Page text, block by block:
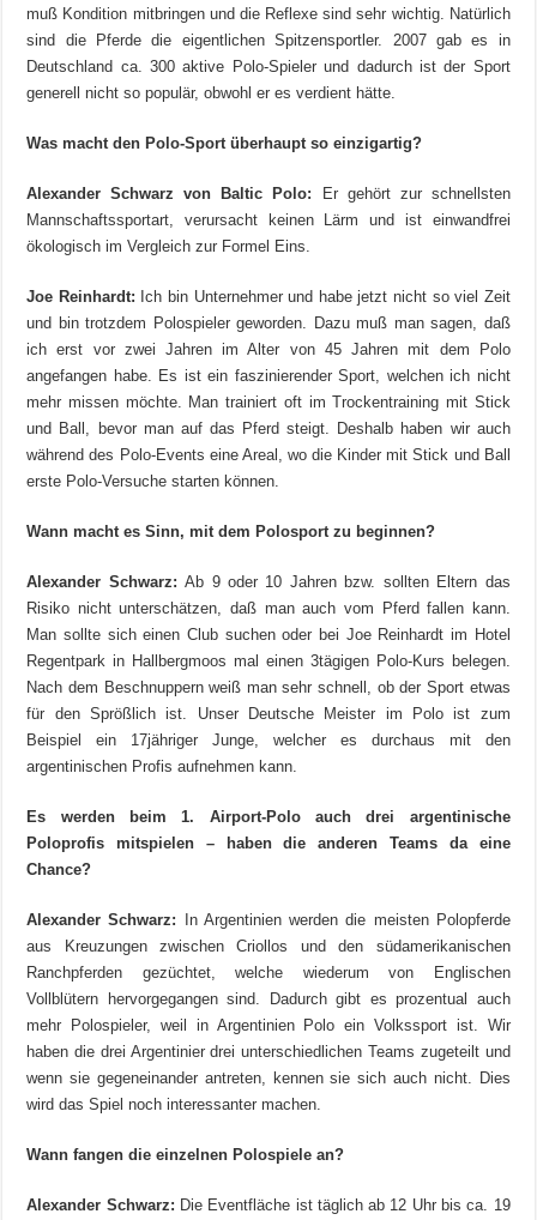
muß Kondition mitbringen und die Reflexe sind sehr wichtig. Natürlich
sind die Pferde die eigentlichen Spitzensportler. 2007 gab es in
Deutschland ca. 300 aktive Polo-Spieler und dadurch ist der Sport
generell nicht so populär, obwohl er es verdient hätte.
Was macht den Polo-Sport überhaupt so einzigartig?
Alexander Schwarz von Baltic Polo:
Er gehört zur schnellsten
Mannschaftssportart, verursacht keinen Lärm und ist einwandfrei
ökologisch im Vergleich zur Formel Eins.
Joe Reinhardt: Ich bin Unternehmer und habe jetzt nicht so viel Zeit
und bin trotzdem Polospieler geworden. Dazu muß man sagen, daß
ich erst vor zwei Jahren im Alter von 45 Jahren mit dem Polo
angefangen habe. Es ist ein faszinierender Sport, welchen ich nicht
mehr missen möchte. Man trainiert oft im Trockentraining mit Stick
und Ball, bevor man auf das Pferd steigt. Deshalb haben wir auch
während des Polo-Events eine Areal, wo die Kinder mit Stick und Ball
erste Polo-Versuche starten können.
Wann macht es Sinn, mit dem Polosport zu beginnen?
Alexander Schwarz:Ab 9 oder 10 Jahren bzw. sollten Eltern das
Risiko nicht unterschätzen, daß man auch vom Pferd fallen kann.
Man sollte sich einen Club suchen oder bei Joe Reinhardt im Hotel
Regentpark in Hallbergmoos mal einen 3tägigen Polo-Kurs belegen.
Nach dem Beschnuppern weiß man sehr schnell, ob der Sport etwas
für den Sprößlich ist. Unser Deutsche Meister im Polo ist zum
Beispiel ein 17jähriger Junge, welcher es durchaus mit den
argentinischen Profis aufnehmen kann.
Es werden beim 1. Airport-Polo auch drei argentinische
Poloprofis mitspielen – haben die anderen Teams da eine
Chance?
Alexander Schwarz:
In Argentinien werden die meisten Polopferde
aus Kreuzungen zwischen Criollos und den südamerikanischen
Ranchpferden gezüchtet, welche wiederum von Englischen
Vollblütern hervorgegangen sind. Dadurch gibt es prozentual auch
mehr Polospieler, weil in Argentinien Polo ein Volkssport ist. Wir
haben die drei Argentinier drei unterschiedlichen Teams zugeteilt und
wenn sie gegeneinander antreten, kennen sie sich auch nicht. Dies
wird das Spiel noch interessanter machen.
Wann fangen die einzelnen Polospiele an?
Alexander Schwarz: Die Eventfläche ist täglich ab 12 Uhr bis ca. 19